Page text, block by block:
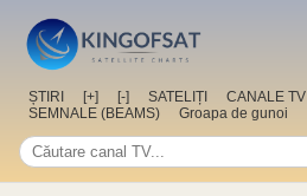
ȘTIRI [+] [-] SATELIȚI CANALE TV
SEMNALE (BEAMS)
Groapa de gunoi